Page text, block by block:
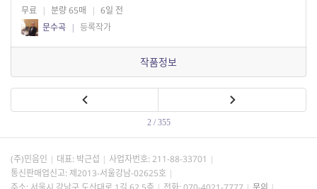
무료 | 분량 65매 | 6일 전
문수곡 | 등록작가
작품정보
2 / 355
(주)민음인 대표: 박근섭 사업자번호: 211-88-33701
통신판매업신고: 제2013-서울강남-02625호